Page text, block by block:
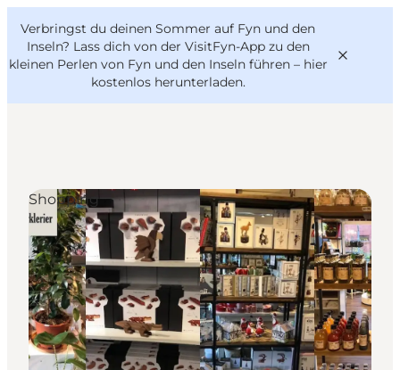
Verbringst du deinen Sommer auf Fyn und den
Inseln? Lass dich von der VisitFyn-App zu den
kleinen Perlen von Fyn und den Inseln führen – hier
kostenlos herunterladen.
Reise Ideen
Outdoor & bike
Essen & trinken
Übernachtung
VisitFyn
Deutsch
Shopping